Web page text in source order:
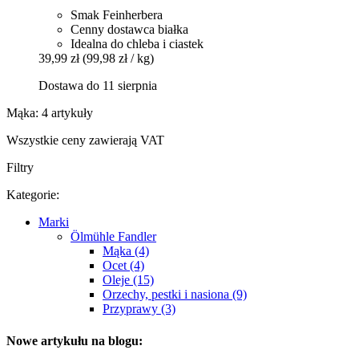
Smak Feinherbera
Cenny dostawca białka
Idealna do chleba i ciastek
39,99 zł (99,98 zł / kg)
Dostawa do 11 sierpnia
Mąka: 4 artykuły
Wszystkie ceny zawierają VAT
Filtry
Kategorie:
Marki
Ölmühle Fandler
Mąka (4)
Ocet (4)
Oleje (15)
Orzechy, pestki i nasiona (9)
Przyprawy (3)
Nowe artykułu na blogu: